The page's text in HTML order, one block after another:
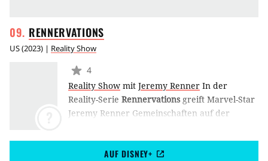
RENNERVATIONS
US(2023) | Reality Show
4
Reality Show mit Jeremy Renner In der
Reality-Serie Rennervationsgreift Marvel-Star
Jeremy Renner Gemeinschaften auf der
Fahrzeuge umbaut und neu konzipiert. Die
vierteilige Serie Rennervations war erstmals
AUF DISNEY+